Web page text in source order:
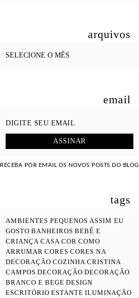
arquivos
email
RECEBA POR EMAIL OS NOVOS POSTS DO BLOG
tags
AMBIENTES PEQUENOS ASSIM EU
GOSTO BANHEIROS BEBÊ E
CRIANÇA CASA COR COMO
ARRUMAR CORES CORES NA
DECORAÇÃO COZINHA CRISTINA
CAMPOS DECORAÇÃO DECORAÇÃO
BRANCO E BEGE DESIGN
ESCRITÓRIO ESTANTE ILUMINAÇÃO